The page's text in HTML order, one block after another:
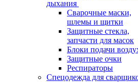
дыхания
Сварочные маски,
шлемы и щитки
Защитные стекла,
запчасти для масок
Блоки подачи
Защитные очки
Респираторы
Спецодежда для